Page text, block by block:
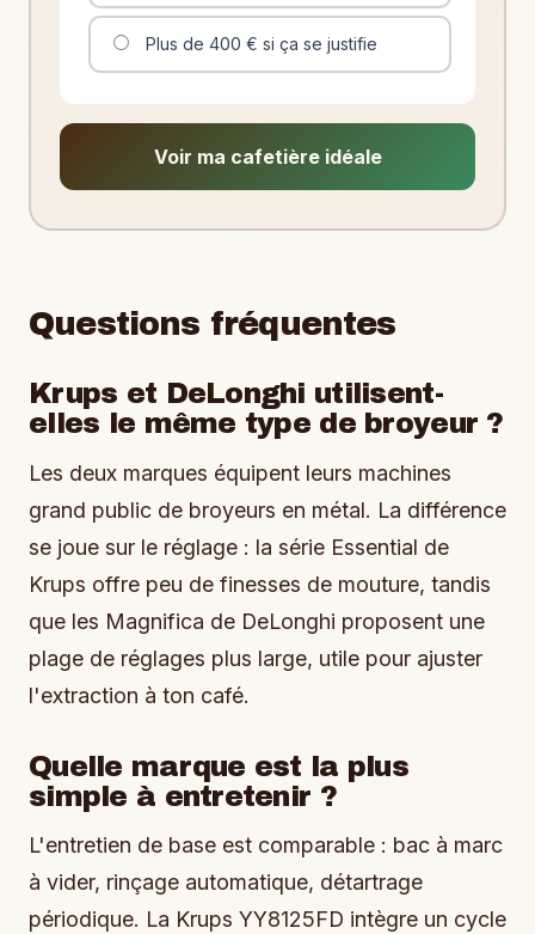
Plus de 400 € si ça se justifie
Voir ma cafetière idéale
Questions fréquentes
Krups et DeLonghi utilisent-
elles le même type de broyeur ?
Les deux marques équipent leurs machines
grand public de broyeurs en métal. La différence
se joue sur le réglage : la série Essential de
Krups offre peu de finesses de mouture, tandis
que les Magnifica de DeLonghi proposent une
plage de réglages plus large, utile pour ajuster
l'extraction à ton café.
Quelle marque est la plus
simple à entretenir ?
L'entretien de base est comparable : bac à marc
à vider, rinçage automatique, détartrage
périodique. La Krups YY8125FD intègre un cycle